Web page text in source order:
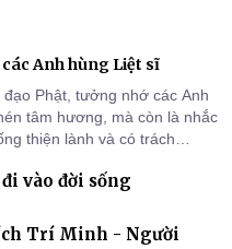
Anh hùng Liệt sĩ
Phật, tưởng nhớ các Anh
tâm hương, mà còn là nhắc
thiện lành và có trách
vào đời sống
Trí Minh - Người